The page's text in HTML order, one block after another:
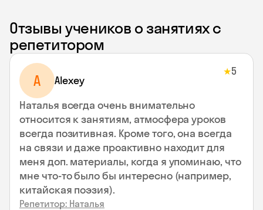
Отзывы учеников о занятиях с
репетитором
A Alexey
★5
Наталья всегда очень внимательно
относится к занятиям, атмосфера уроков
всегда позитивная. Кроме того, она всегда
на связи и даже проактивно находит для
меня доп. материалы, когда я упоминаю, что
мне что-то было бы интересно (например,
китайская поэзия).
Репетитор: Наталья